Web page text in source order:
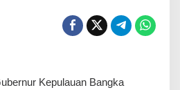
Kepulauan Bangka